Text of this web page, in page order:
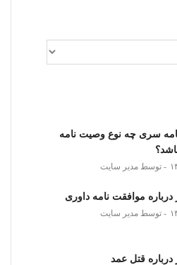
سری چه نوع وصیت نامه
توسط مدیر سایت
موافقت نامه داوری
توسط مدیر سایت
قتل عمد